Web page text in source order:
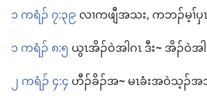
၁ ကရံၣ်​ ၇:၃၉လၢ​က​ဖျီအသး, က​ဘၣ်​မ့ၢ်​ပှ
၁ ကရံၣ်​ ၈:၅ယွၤ​အိၣ်​ဝဲ​အါဂၤ ဒီး~အိၣ်​ဝဲ​အ
၂ ကရံၣ်​ ၄:၄ဟီၣ်ခိၣ်​အ~မၤ​ခံး​အဝဲသ့ၣ်​အ